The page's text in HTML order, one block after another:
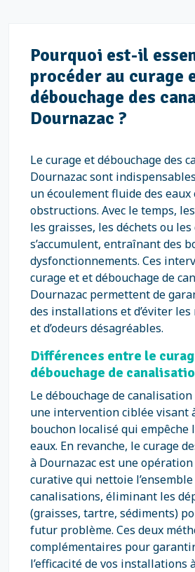
Pourquoi est-il
procéder au curage
débouchage des
Dournazac ?
Le curage et débouchage des
Dournazac sont
un écoulement fluide des
obstructions. Avec le temps,
les graisses, les déchets ou
s’accumulent, entraînant des
dysfonctionnements. Ces
curage et et débouchage de
Dournazac permettent de
des installations et d’éviter
et d’odeurs désagréables.
Différences entre le
débouchage de
Le débouchage de
une intervention ciblée visant
bouchon localisé qui empêche
eaux. En revanche, le curage
à Dournazac est une
curative qui nettoie l’ensemble
canalisations, éliminant les
(graisses, tartre, sédiments)
futur problème. Ces deux
complémentaires pour
l’efficacité de vos installations